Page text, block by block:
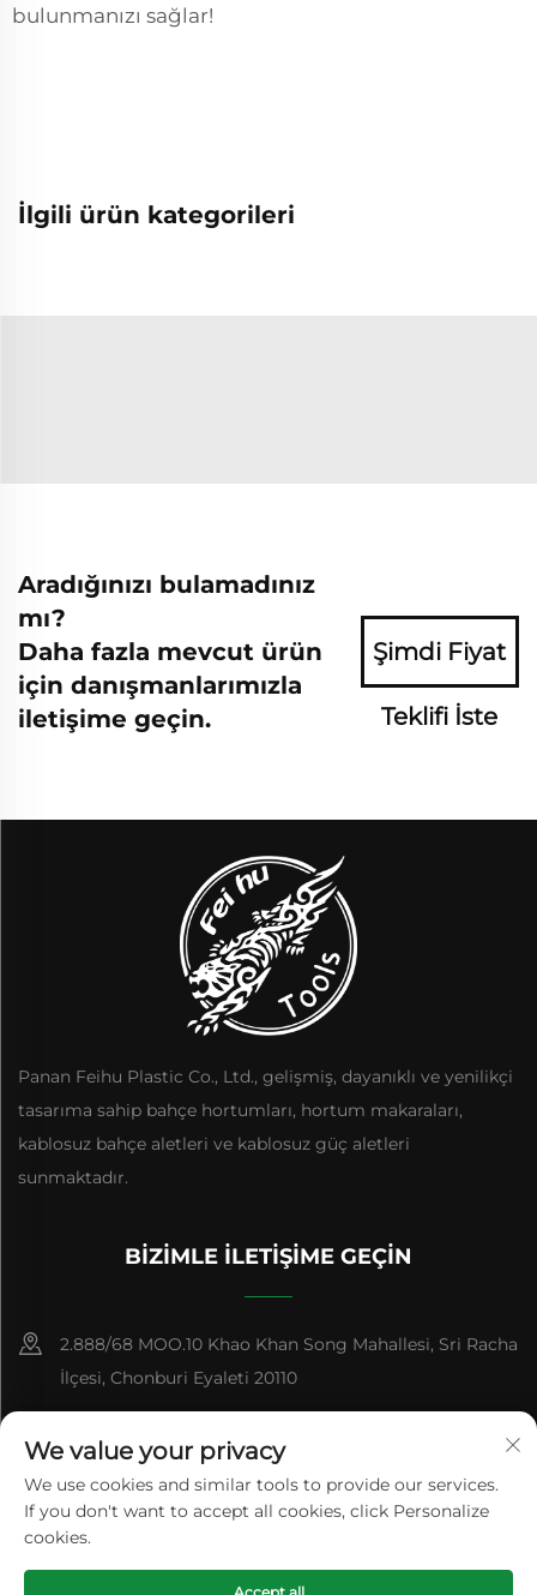
bulunmanızı sağlar!
İlgili ürün kategorileri
Aradığınızı bulamadınız
mı?
Daha fazla mevcut ürün
için danışmanlarımızla
iletişime geçin.
Şimdi Fiyat
Teklifi İste
Panan Feihu Plastic Co., Ltd., gelişmiş, dayanıklı ve yenilikçi
tasarıma sahip bahçe hortumları, hortum makaraları,
kablosuz bahçe aletleri ve kablosuz güç aletleri
sunmaktadır.
BIZIMLE İLETIŞIME GEÇIN
2.888/68 MOO.10 Khao Khan Song Mahallesi, Sri Racha
İlçesi, Chonburi Eyaleti 20110
[email protected]
Telif Hakkı © Panan Feihu Plastik San. ve Tic. A.Ş. Tüm Hakları
We value your privacy
We use cookies and similar tools to provide our services.
If you don't want to accept all cookies, click Personalize
cookies.